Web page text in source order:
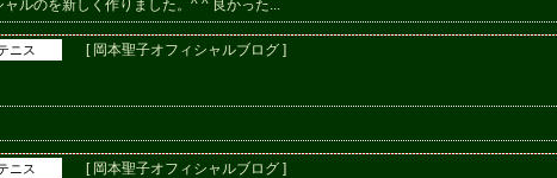
ルのを新しく作りました。^ ^ 良かった...
ニス [ 岡本聖子オフィシャルブログ ]
ニス [ 岡本聖子オフィシャルブログ ]